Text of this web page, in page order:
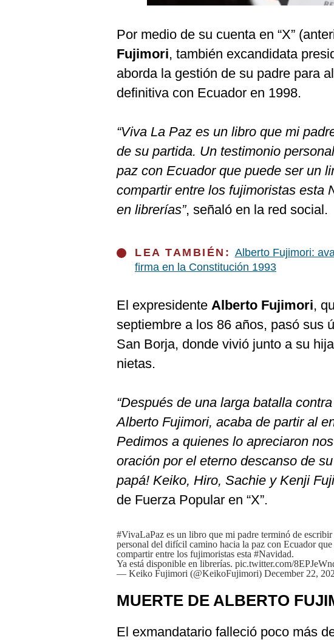
Por medio de su cuenta en “X”
Fujimori, también excandidata
aborda la gestión de su padre para
definitiva con Ecuador en 1998.
“Viva La Paz es un libro que mi
de su partida. Un testimonio
paz con Ecuador que puede ser un
compartir entre los fujimoristas esta
en librerías”, señaló en la red social.
LEA TAMBIÉN: Alberto Fujimori:
firma en la Constitución 1993
El expresidente Alberto Fujimori,
septiembre a los 86 años, pasó sus
San Borja, donde vivió junto a su
nietas.
“Después de una larga batalla
Alberto Fujimori, acaba de partir al
Pedimos a quienes lo apreciaron
oración por el eterno descanso de
papá! Keiko, Hiro, Sachie y Kenji
de Fuerza Popular en “X”.
#VivaLaPaz es un libro que mi padre terminó de
personal del difícil camino hacia la paz con Ecuador
compartir entre los fujimoristas esta #Navidad.
Ya está disponible en librerías. pic.twitter.com/
— Keiko Fujimori (@KeikoFujimori) December 22,
MUERTE DE ALBERTO
El exmandatario falleció poco más